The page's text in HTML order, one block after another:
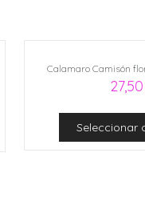
Calamaro Camisón
27,50
Seleccionar